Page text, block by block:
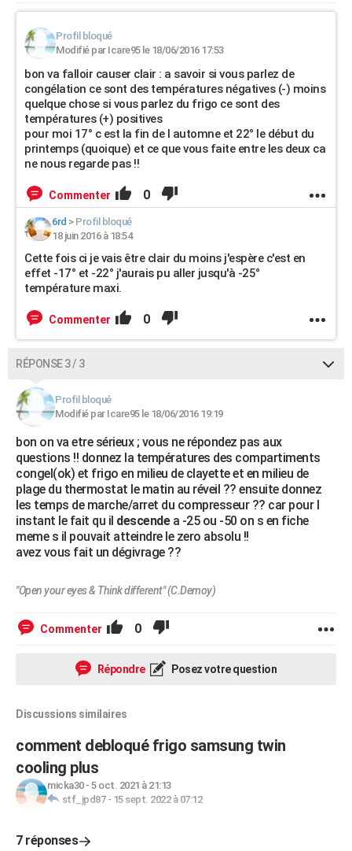
Profil bloqué
Modifié par Icare95 le 18/06/2016 17:53
bon va falloir causer clair : a savoir si vous parlez de
congélation ce sont des températures négatives (-) moins
quelque chose si vous parlez du frigo ce sont des
températures (+) positives
pour moi 17° c est la fin de l automne et 22° le début du
printemps (quoique) et ce que vous faite entre les deux ca
ne nous regarde pas !!
Commenter 0
6rd > Profil bloqué
18 juin 2016 à 18:54
Cette fois ci je vais être clair du moins j'espère c'est en
effet -17° et -22° j'aurais pu aller jusqu'à -25°
température maxi.
Commenter 0
RÉPONSE 3 / 3
Profil bloqué
Modifié par Icare95 le 18/06/2016 19:19
bon on va etre sérieux ; vous ne répondez pas aux
questions !! donnez la températures des compartiments
congel(ok) et frigo en milieu de clayette et en milieu de
plage du thermostat le matin au réveil ?? ensuite donnez
les temps de marche/arret du compresseur ?? car pour l
instant le fait qu il descendea -25 ou -50 on s en fiche
meme s il pouvait atteindre le zero absolu !!
avez vous fait un dégivrage ??
"Open your eyes & Think different" (C.Demoy)
Commenter 0
Répondre Posez votre question
Discussions similaires
comment debloqué frigo samsung twin
cooling plus
micka30- 5 oct. 2021 à 21:13
stf_jpd87- 15 sept. 2022 à 07:12
7 réponses